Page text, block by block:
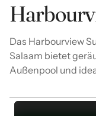
Das Harbourview
Salaam bietet
Außenpool und
die Komfort und